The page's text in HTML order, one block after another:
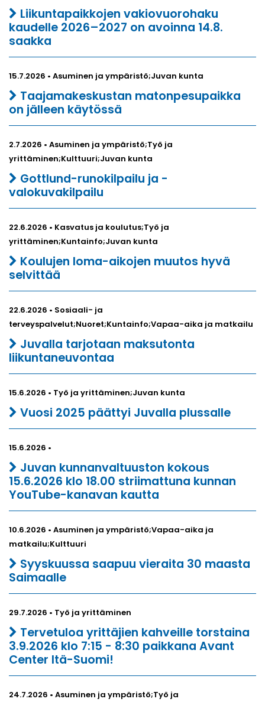
Liikuntapaikkojen vakiovuorohaku
kaudelle 2026–2027 on avoinna 14.8.
saakka
15.7.2026 • Asuminen ja ympäristö;Juvan kunta
Taajamakeskustan matonpesupaikka
on jälleen käytössä
2.7.2026 • Asuminen ja ympäristö;Työ ja
yrittäminen;Kulttuuri;Juvan kunta
Gottlund-runokilpailu ja -
valokuvakilpailu
22.6.2026 • Kasvatus ja koulutus;Työ ja
yrittäminen;Kuntainfo;Juvan kunta
Koulujen loma-aikojen muutos hyvä
selvittää
22.6.2026 • Sosiaali- ja
terveyspalvelut;Nuoret;Kuntainfo;Vapaa-aika ja matkailu
Juvalla tarjotaan maksutonta
liikuntaneuvontaa
15.6.2026 • Työ ja yrittäminen;Juvan kunta
Vuosi 2025 päättyi Juvalla plussalle
15.6.2026 •
Juvan kunnanvaltuuston kokous
15.6.2026 klo 18.00 striimattuna kunnan
YouTube-kanavan kautta
10.6.2026 • Asuminen ja ympäristö;Vapaa-aika ja
matkailu;Kulttuuri
Syyskuussa saapuu vieraita 30 maasta
Saimaalle
29.7.2026 • Työ ja yrittäminen
Tervetuloa yrittäjien kahveille torstaina
3.9.2026 klo 7:15 - 8:30 paikkana Avant
Center Itä-Suomi!
24.7.2026 • Asuminen ja ympäristö;Työ ja